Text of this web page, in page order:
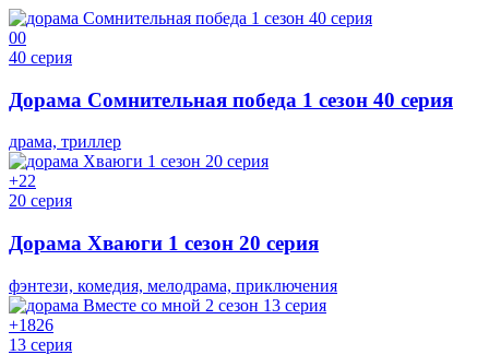
00
40 серия
Дорама Сомнительная победа 1 сезон 40 серия
драма, триллер
+22
20 серия
Дорама Хваюги 1 сезон 20 серия
фэнтези, комедия, мелодрама, приключения
+1826
13 серия